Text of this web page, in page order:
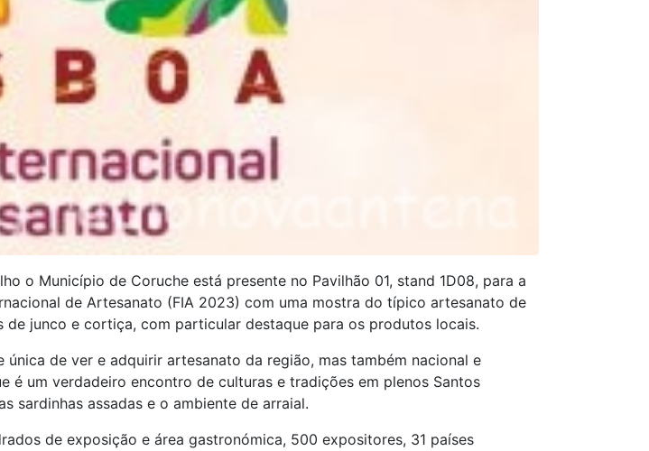
o Município de Coruche está presente no Pavilhão 01, stand 1D08, para a
de Artesanato (FIA 2023) com uma mostra do típico artesanato de
de junco e cortiça, com particular destaque para os produtos locais.
única de ver e adquirir artesanato da região, mas também nacional e
é um verdadeiro encontro de culturas e tradições em plenos Santos
sardinhas assadas e o ambiente de arraial.
de exposição e área gastronómica, 500 expositores, 31 países